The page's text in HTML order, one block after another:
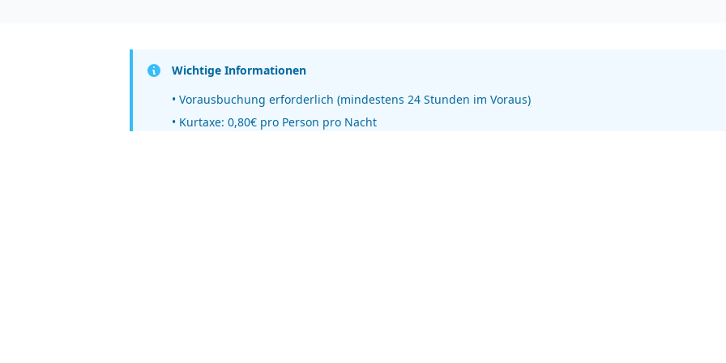
Wichtige Informationen
• Vorausbuchung erforderlich (mindestens 24 Stunden im Voraus)
• Kurtaxe: 0,80€ pro Person pro Nacht